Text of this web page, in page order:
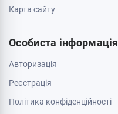
Карта сайту
Особиста інформація
Авторизація
Реєстрація
Політика конфіденційності